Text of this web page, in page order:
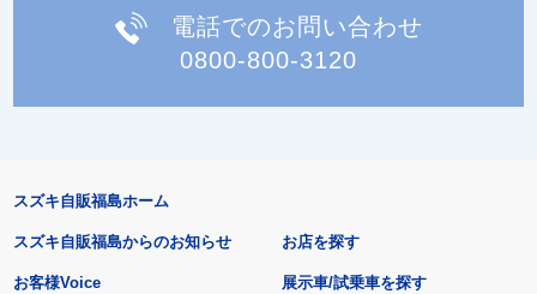
電話でのお問い合わせ
0800-800-3120
スズキ自販福島ホーム
スズキ自販福島からのお知らせ
お客様Voice
お店を探す
展示車/試乗車を探す